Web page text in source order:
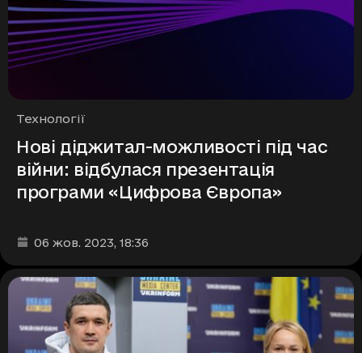
Рубрики
Технології
Нові діджитал-можливості під час
війни: відбулася презентація
програми «Цифрова Європа»
Дата та час публікації
06 жов. 2023, 18:36